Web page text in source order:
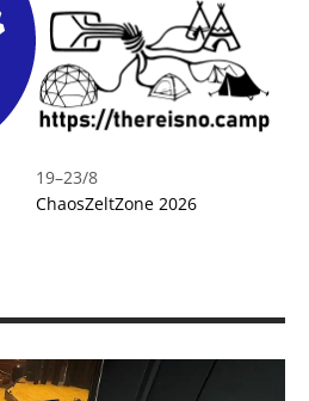
19–23/8
ChaosZeltZone 2026